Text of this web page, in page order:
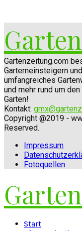
Gartenzeitung.com
Garterneinsteigern
umfangreiches
und mehr rund um
Garten!
Kontakt:
Copyright @2019 -
Reserved.
Impressum
Fotoquellen
Start